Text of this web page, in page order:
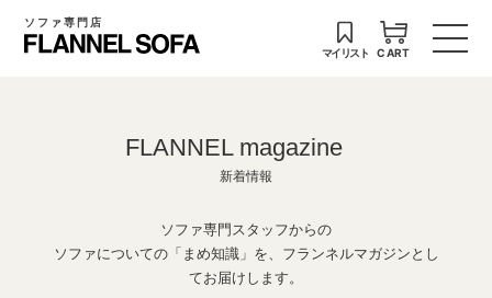
ソファ専門店
マイリスト CART
FLANNEL magazine
新着情報
ソファ専門スタッフからの
ソファについての「まめ知識」を、フランネルマガジンとし
てお届けします。